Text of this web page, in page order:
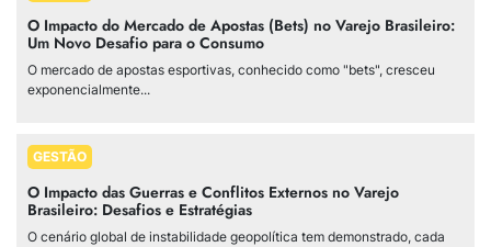
O Impacto do Mercado de Apostas (Bets) no Varejo Brasileiro:
Um Novo Desafio para o Consumo
O mercado de apostas esportivas, conhecido como "bets", cresceu
exponencialmente...
GESTÃO
O Impacto das Guerras e Conflitos Externos no Varejo
Brasileiro: Desafios e Estratégias
O cenário global de instabilidade geopolítica tem demonstrado, cada